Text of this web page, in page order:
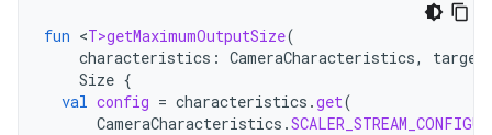
fun <T>getMaximumOutputSize(
characteristics : CameraCharacteristics,
Size {
val config = characteristics .get(
CameraCharacteristics .